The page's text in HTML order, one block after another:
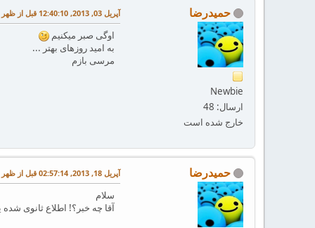
حمیدرضا
Newbie
ارسال: 48
خارج شده است
آپریل 03, 2013, 12:40:10 قبل از ظهر
اوگی صبر میکنیم
به امید روزهای بهتر ...
مرسی بازم
حمیدرضا آپریل 18, 2013, 02:57:14 قبل از ظهر
سلام
آقا چه خبر؟! اطلاع ثانوی شده